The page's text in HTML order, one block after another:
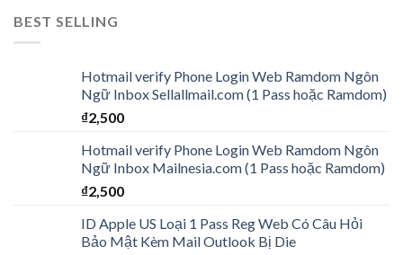
BEST SELLING
Hotmail verify Phone Login Web Ramdom Ngôn
Ngữ Inbox Sellallmail.com (1 Pass hoặc Ramdom)
₫2,500
Hotmail verify Phone Login Web Ramdom Ngôn
Ngữ Inbox Mailnesia.com (1 Pass hoặc Ramdom)
₫2,500
ID Apple US Loại 1 Pass Reg Web Có Câu Hỏi
Bảo Mật Kèm Mail Outlook Bị Die